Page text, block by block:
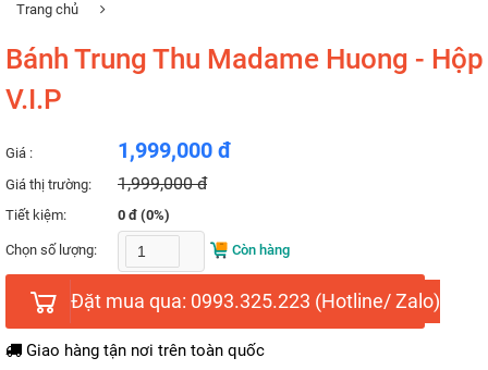
Trang chủ
Bánh Trung Thu Madame Huong - Hộp
V.I.P
Giá : 1,999,000 đ
Giá thị trường: 1,999,000 đ
Tiết kiệm: 0 đ (0%)
Chọn số lượng: Còn hàng
Đặt mua qua: 0993.325.223 (Hotline/ Zalo)
Giao hàng tận nơi trên toàn quốc